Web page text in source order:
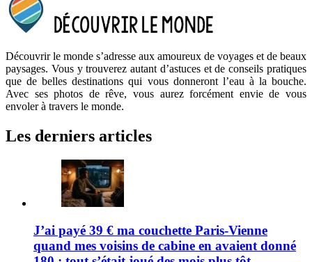
Découvrir le monde s’adresse aux amoureux de voyages et de beaux
paysages. Vous y trouverez autant d’astuces et de conseils pratiques
que de belles destinations qui vous donneront l’eau à la bouche.
Avec ses photos de rêve, vous aurez forcément envie de vous
envoler à travers le monde.
Les derniers articles
J’ai payé 39 € ma couchette Paris-Vienne
quand mes voisins de cabine en avaient donné